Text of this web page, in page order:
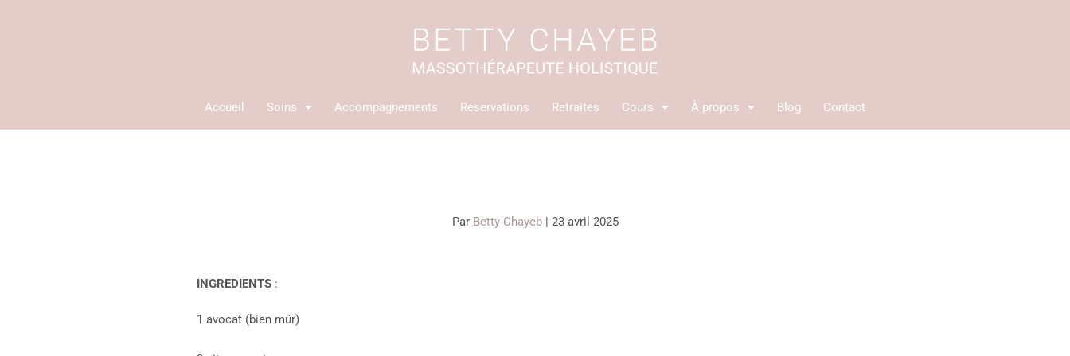
Accueil Soins Accompagnements Réservations Retraites Cours À propos Blog Contact
Par Betty Chayeb | 23 avril 2025
INGREDIENTS :
1 avocat (bien mûr)